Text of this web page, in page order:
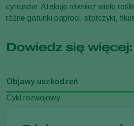
cytrusów. Atakuje również wiele
różne gatunki paproci, storczyki,
Dowiedz się więcej:
Objawy uszkodzeń
Cykl rozwojowy